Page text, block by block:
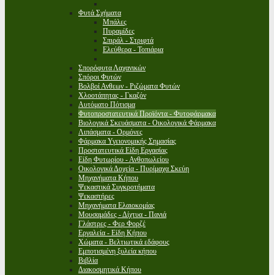
Φυτά Σχήματα
Μπάλες
Πυραμίδες
Σπιράλ - Στριφτά
Ελεύθερα - Τοπιάρια
Σπορόφυτα Λαχανικών
Σπόροι Φυτών
Βολβοί Ανθεων - Ριζώματα Φυτών
Χλοοτάπητας - Γκαζόν
Αυτόματο Πότισμα
Φυτοπροστατευτικά Προϊόντα - Φυτοφάρμακα
Βιολογικά Σκευάσματα - Οικολογικά Φάρμακα
Λιπάσματα - Ορμόνες
Φάρμακα Υγειονομικής Σημασίας
Προστατευτικά Είδη Εργασίας
Είδη Φυτωρίου - Ανθοπωλείου
Οικολογικά Δοχεία - Πυρίμαχα Σκεύη
Μηχανήματα Κήπου
Ψεκαστικά Συγκροτήματα
Ψεκαστήρες
Μηχανήματα Ελαιοκομίας
Μουσαμάδες - Δίχτυα - Πανιά
Γλάστρες - Φερ Φορζέ
Εργαλεία - Είδη Κήπου
Χώματα - Βελτιωτικά εδάφους
Εμποτισμένη ξυλεία κήπου
Βιβλία
Διακοσμητικά Κήπου